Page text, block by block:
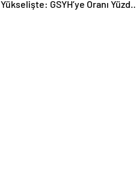
Yükselişte: GSYH’ye Oranı Yüzde